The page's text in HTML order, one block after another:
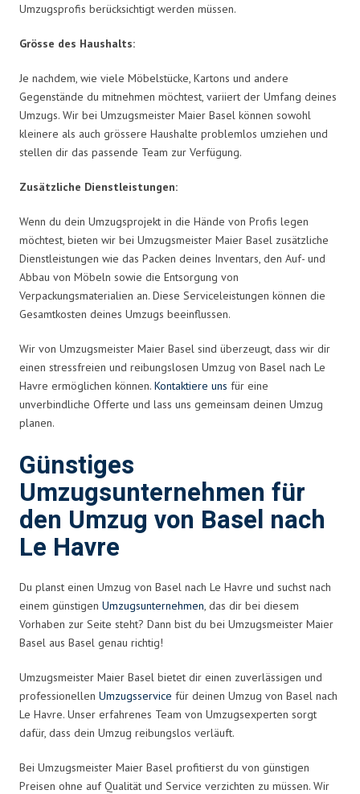
Umzugsprofis berücksichtigt werden müssen.
Grösse des Haushalts:
Je nachdem, wie viele Möbelstücke, Kartons und andere
Gegenstände du mitnehmen möchtest, variiert der Umfang deines
Umzugs. Wir bei Umzugsmeister Maier Basel können sowohl
kleinere als auch grössere Haushalte problemlos umziehen und
stellen dir das passende Team zur Verfügung.
Zusätzliche Dienstleistungen:
Wenn du dein Umzugsprojekt in die Hände von Profis legen
möchtest, bieten wir bei Umzugsmeister Maier Basel zusätzliche
Dienstleistungen wie das Packen deines Inventars, den Auf- und
Abbau von Möbeln sowie die Entsorgung von
Verpackungsmaterialien an. Diese Serviceleistungen können die
Gesamtkosten deines Umzugs beeinflussen.
Wir von Umzugsmeister Maier Basel sind überzeugt, dass wir dir
einen stressfreien und reibungslosen Umzug von Basel nach Le
Havre ermöglichen können. Kontaktiere uns für eine
unverbindliche Offerte und lass uns gemeinsam deinen Umzug
planen.
Günstiges
Umzugsunternehmen für
den Umzug von Basel nach
Le Havre
Du planst einen Umzug von Basel nach Le Havre und suchst nach
einem günstigen Umzugsunternehmen, das dir bei diesem
Vorhaben zur Seite steht? Dann bist du bei Umzugsmeister Maier
Basel aus Basel genau richtig!
Umzugsmeister Maier Basel bietet dir einen zuverlässigen und
professionellen Umzugsservice für deinen Umzug von Basel nach
Le Havre. Unser erfahrenes Team von Umzugsexperten sorgt
dafür, dass dein Umzug reibungslos verläuft.
Bei Umzugsmeister Maier Basel profitierst du von günstigen
Preisen ohne auf Qualität und Service verzichten zu müssen. Wir